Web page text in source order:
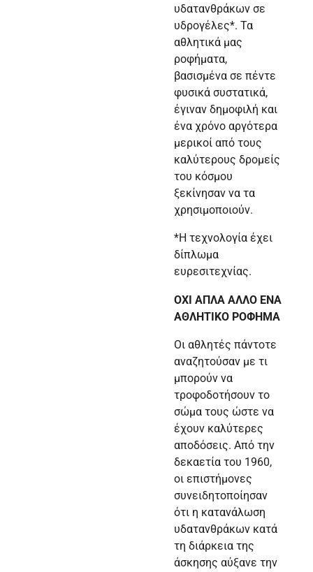
υδατανθράκων σε
υδρογέλες*. Τα
αθλητικά μας
ροφήματα,
βασισμένα σε πέντε
φυσικά συστατικά,
έγιναν δημοφιλή και
ένα χρόνο αργότερα
μερικοί από τους
καλύτερους δρομείς
του κόσμου
ξεκίνησαν να τα
χρησιμοποιούν.
*Η τεχνολογία έχει
δίπλωμα
ευρεσιτεχνίας.
ΟΧΙ ΑΠΛΑ ΑΛΛΟ ΕΝΑ
ΑΘΛΗΤΙΚΟ ΡΟΦΗΜΑ
Οι αθλητές πάντοτε
αναζητούσαν με τι
μπορούν να
τροφοδοτήσουν το
σώμα τους ώστε να
έχουν καλύτερες
αποδόσεις. Από την
δεκαετία του 1960,
οι επιστήμονες
συνειδητοποίησαν
ότι η κατανάλωση
υδατανθράκων κατά
τη διάρκεια της
άσκησης αύξανε την